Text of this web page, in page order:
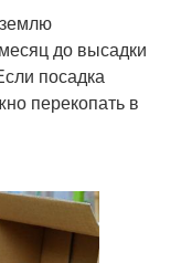
до высадки
посадка
перекопать в